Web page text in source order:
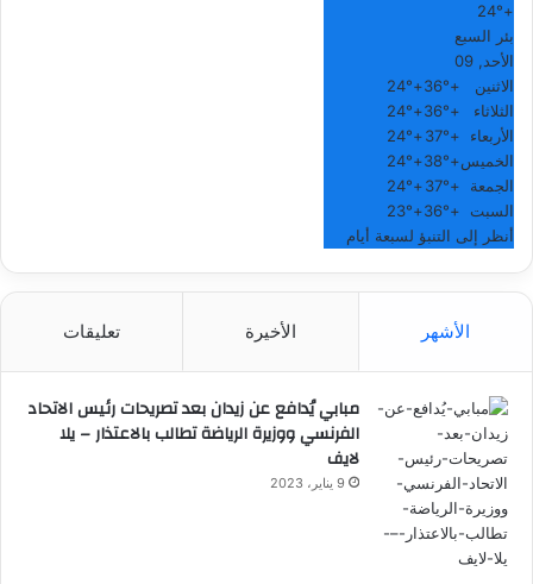
+
24°
بئر السبع
الأحد, 09
الاثنين
+
36°
+
24°
الثلاثاء
+
36°
+
24°
الأربعاء
+
37°
+
24°
الخميس+
38°
+
24°
الجمعة
+
37°
+
24°
السبت +
36°
+
23°
أنظر إلى التنبؤ لسبعة أيام
الأشهر الأخيرة تعليقات
مبابي يُدافع عن زيدان بعد تصريحات رئيس الاتحاد
الفرنسي ووزيرة الرياضة تطالب بالاعتذار – يلا
لايف
9 يناير، 2023